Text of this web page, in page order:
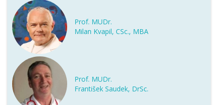
Prof. MUDr.
Milan Kvapil, CSc., MBA
Prof. MUDr.
František Saudek, DrSc.